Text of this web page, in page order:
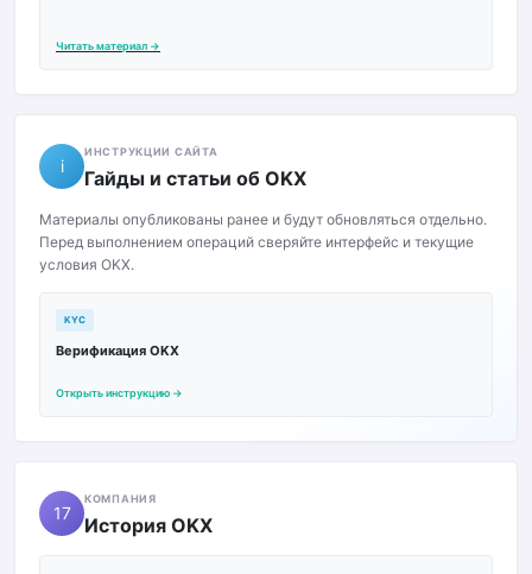
Читать материал →
i
ИНСТРУКЦИИ САЙТА
Гайды и статьи об OKX
Материалы опубликованы ранее и будут обновляться отдельно.
Перед выполнением операций сверяйте интерфейс и текущие
условия OKX.
KYC
Верификация OKX
Открыть инструкцию →
17
КОМПАНИЯ
История OKX